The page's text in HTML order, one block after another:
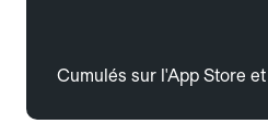
Cumulés sur l'App Store